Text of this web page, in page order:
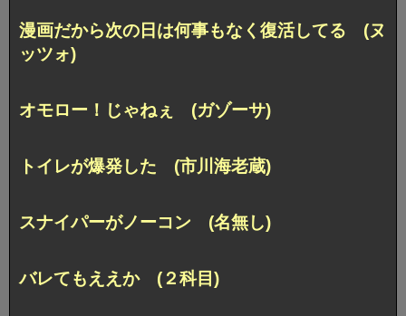
漫画だから次の日は何事もなく復活してる (ヌ
ッツォ)
オモロー！じゃねぇ (ガゾーサ)
トイレが爆発した (市川海老蔵)
スナイパーがノーコン (名無し)
バレてもええか (２科目)